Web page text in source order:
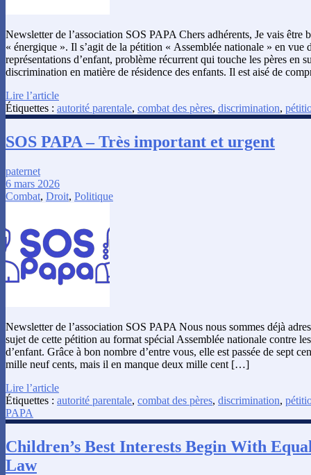
Newsletter de l’association SOS PAPA Chers adhérents, Je vais être
« énergique ». Il s’agit de la pétition « Assemblée nationale » en vue
représentations d’enfant, problème récurrent qui touche les pères en
discrimination en matière de résidence des enfants. Il est aisé de
Lire l’article
Étiquettes : autorité parentale, combat des pères, discrimination,
SOS PAPA – Très important et urgent
paternet
6 mars 2026
Combat, Droit, Politique
Newsletter de l’association SOS PAPA Nous nous sommes déjà
sujet de cette pétition au format spécial Assemblée nationale contre
d’enfant. Grâce à bon nombre d’entre vous, elle est passée de sept
mille neuf cents, mais il en manque deux mille cent […]
Lire l’article
Étiquettes : autorité parentale, combat des pères, discrimination,
PAPA
Children’s Best Interests Begin With
Law